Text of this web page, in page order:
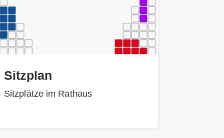
Sitzplan
Sitzplätze im Rathaus